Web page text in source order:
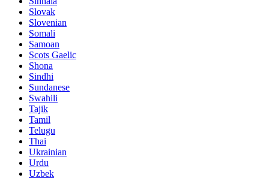
Slovak
Slovenian
Somali
Samoan
Scots Gaelic
Shona
Sindhi
Sundanese
Swahili
Tajik
Tamil
Telugu
Thai
Ukrainian
Urdu
Uzbek